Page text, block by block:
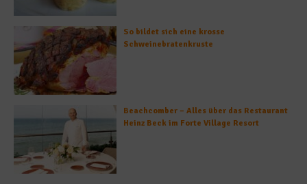
So bildet sich eine krosse
Schweinebratenkruste
Beachcomber – Alles über das Restaurant
Heinz Beck im Forte Village Resort